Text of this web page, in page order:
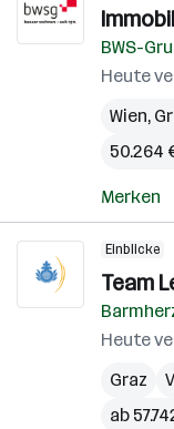
BWS-
Heute
Wien,
50.264
Merken
Einblicke
Team
Heute
Graz
ab